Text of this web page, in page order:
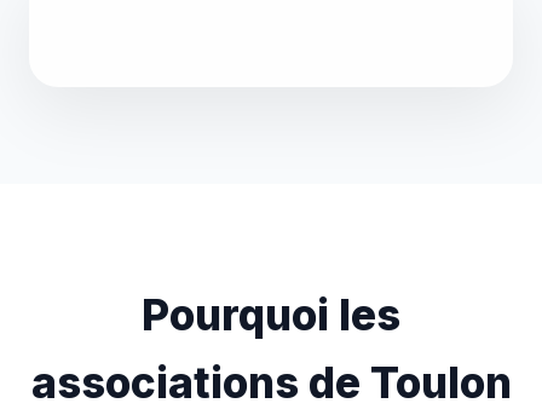
Pourquoi les
associations de Toulon